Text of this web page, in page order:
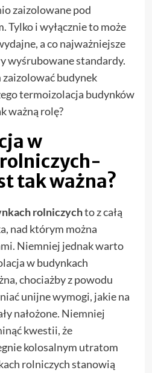
zaizolowane pod
Tylko i wyłącznie to może
a co najważniejsze
wyśrubowane standardy.
budynek
termoizolacja budynków
ważną rolę?
w
tak ważna?
rolniczychto z całą
nad którym można
Niemniej jednak warto
w budynkach
chociażby z powodu
unijne wymogi, jakie na
nałożone. Niemniej
kwestii, że
kolosalnym utratom
rolniczych stanowią